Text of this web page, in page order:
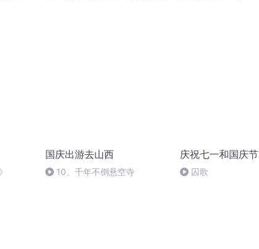
国庆出游去山西
10、千年不倒悬空寺
庆祝七一和国庆节
囚歌